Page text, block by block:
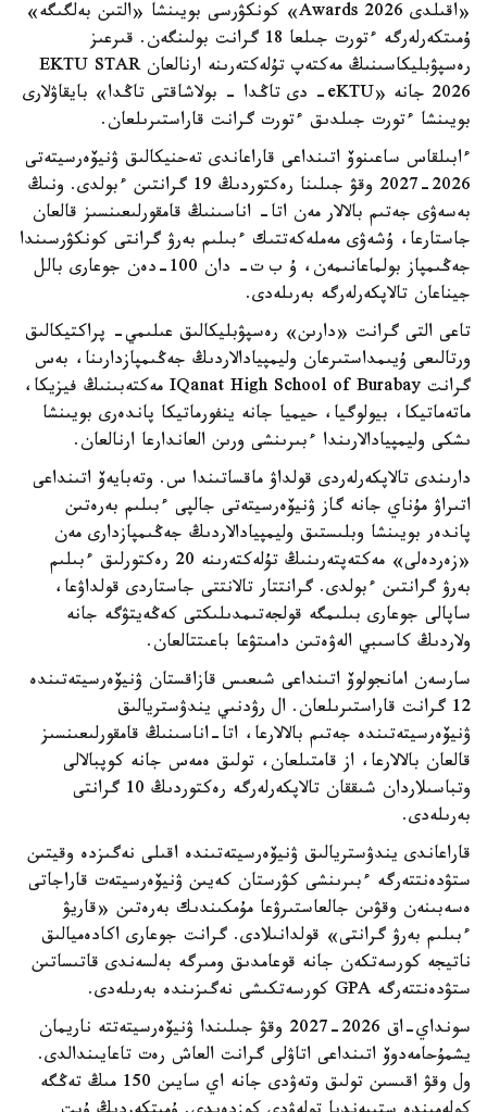
«اقىلدى Awards 2026» كونكۋرسى بويىنشا «التىن بەلگىگە»
ۇمىتكەرلەرگە ءتورت جىلعا 18 گرانت بولىنگەن. قىرعىز
رەسپۋبليكاسىنىڭ مەكتەپ تۇلەكتەرىنە ارنالعان EKTU STAR
2026 جانە «eKTU- دى تاڭدا - بولاشاقتى تاڭدا» بايقاۋلارى
بويىنشا ءتورت جىلدىق ءتورت گرانت قاراستىرىلعان.
ءابىلقاس ساعىنوۆ اتىنداعى قاراعاندى تەحنيكالىق ۋنيۆەرسيتەتى
2026-2027 وقۋ جىلىنا رەكتوردىڭ 19 گرانتىن ءبولدى. ونىڭ
بەسەۋى جەتىم بالالار مەن اتا- اناسىنىڭ قامقورلىعىنسىز قالعان
جاستارعا، ۇشەۋى مەملەكەتتىك ءبىلىم بەرۋ گرانتى كونكۋرسىندا
جەڭىمپاز بولماعانىمەن، ۇ ب ت- دان 100-دەن جوعارى بالل
جيناعان تالاپكەرلەرگە بەرىلەدى.
تاعى التى گرانت «دارىن» رەسپۋبليكالىق عىلىمي- پراكتيكالىق
ورتالىعى ۇيىمداستىرعان وليمپيادالاردىڭ جەڭىمپازدارىنا، بەس
گرانت IQanat High School of Burabay مەكتەبىنىڭ فيزيكا،
ماتەماتيكا، بيولوگيا، حيميا جانە ينفورماتيكا پاندەرى بويىنشا
ىشكى وليمپيادالارىندا ءبىرىنشى ورىن العاندارعا ارنالعان.
دارىندى تالاپكەرلەردى قولداۋ ماقساتىندا س. وتەبايەۆ اتىنداعى
اتىراۋ مۇناي جانە گاز ۋنيۆەرسيتەتى جالپى ءبىلىم بەرەتىن
پاندەر بويىنشا وبلىستىق وليمپيادالاردىڭ جەڭىمپازدارى مەن
«زەردەلى» مەكتەپتەرىنىڭ تۇلەكتەرىنە 20 رەكتورلىق ءبىلىم
بەرۋ گرانتىن ءبولدى. گرانتتار تالانتتى جاستاردى قولداۋعا،
ساپالى جوعارى بىلىمگە قولجەتىمدىلىكتى كەڭەيتۋگە جانە
ولاردىڭ كاسىبي الەۋەتىن دامىتۋعا باعىتتالعان.
سارسەن امانجولوۆ اتىنداعى شىعىس قازاقستان ۋنيۆەرسيتەتىندە
12 گرانت قاراستىرىلعان. ال رۋدنىي يندۋستريالىق
ۋنيۆەرسيتەتىندە جەتىم بالالارعا، اتا-اناسىنىڭ قامقورلىعىنسىز
قالعان بالالارعا، از قامتىلعان، تولىق ەمەس جانە كوپبالالى
وتباسىلاردان شىققان تالاپكەرلەرگە رەكتوردىڭ 10 گرانتى
بەرىلەدى.
قاراعاندى يندۋستريالىق ۋنيۆەرسيتەتىندە اقىلى نەگىزدە وقيتىن
ستۋدەنتتەرگە ءبىرىنشى كۋرستان كەيىن ۋنيۆەرسيتەت قاراجاتى
ەسەبىنەن وقۋىن جالعاستىرۋعا مۇمكىندىك بەرەتىن «قاريۋ
ءبىلىم بەرۋ گرانتى» قولدانىلادى. گرانت جوعارى اكادەميالىق
ناتيجە كورسەتكەن جانە قوعامدىق ومىرگە بەلسەندى قاتىساتىن
ستۋدەنتتەرگە GPA كورسەتكىشى نەگىزىندە بەرىلەدى.
سونداي-اق 2026-2027 وقۋ جىلىندا ۋنيۆەرسيتەتتە ناريمان
يشمۇحامەدوۆ اتىنداعى اتاۋلى گرانت العاش رەت تاعايىندالدى.
ول وقۋ اقىسىن تولىق وتەۋدى جانە اي سايىن 150 مىڭ تەڭگە